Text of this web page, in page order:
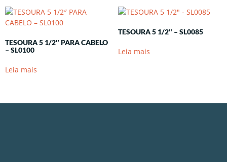
TESOURA 5 1/2″ PARA CABELO
– SL0100
Leia mais
TESOURA 5 1/2″ – SL0085
Leia mais